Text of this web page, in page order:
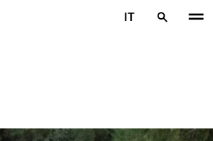
IT